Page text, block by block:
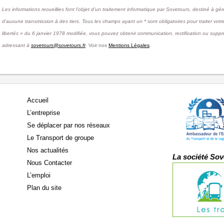
Les informations recueillies font l’objet d’un traitement informatique par Sovetours, destiné à
d'aucune transmission à des tiers. Tous les champs ayant un * sont obligatoires pour traiter
libertés » du 6 janvier 1978 modifiée, vous pouvez obtenir communication, rectification ou
adressant à sovetours@sovetours.fr. Voir nos Mentions Légales
Accueil
L’entreprise
Se déplacer par nos réseaux
Le Transport de groupe
Nos actualités
Nous Contacter
L’emploi
Plan du site
La société
de confidentialité, en garantissant la conformité avec